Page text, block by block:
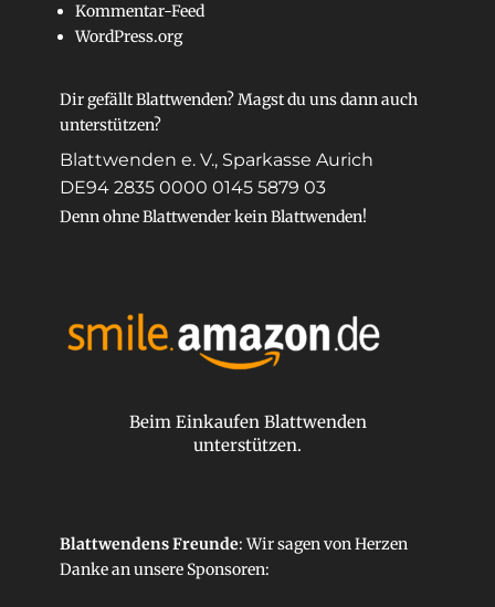
Kommentar-Feed
WordPress.org
Dir gefällt Blattwenden? Magst du uns dann auch
unterstützen?
Blattwenden e. V., Sparkasse Aurich
DE94 2835 0000 0145 5879 03
Denn ohne Blattwender kein Blattwenden!
Beim Einkaufen Blattwenden
unterstützen.
Blattwendens Freunde: Wir sagen von Herzen
Danke an unsere Sponsoren: